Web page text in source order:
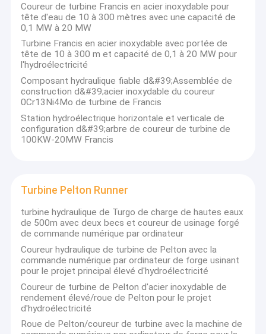
Produits
Au sujet de nous
Visite d'usine
Contrôle de qualité
Contactez-nous
Cas
Turbine Pelton Hydro
Turbine Hydro Kaplan
Turbine Francis Hydro
Ampoule Turbine hydroélectrique
Coureur de turbine Francis en acier inoxydable pour
tête d'eau de 10 à 300 mètres avec une capacité de
0,1 MW à 20 MW
Turbine Francis en acier inoxydable avec portée de
tête de 10 à 300 m et capacité de 0,1 à 20 MW pour
l'hydroélectricité
Composant hydraulique fiable d&#39;Assemblée de
construction d&#39;acier inoxydable du coureur
0Cr13Ni4Mo de turbine de Francis
Station hydroélectrique horizontale et verticale de
configuration d&#39;arbre de coureur de turbine de
100KW-20MW Francis
Turbine Pelton Runner
turbine hydraulique de Turgo de charge de hautes eaux
de 500m avec deux becs et coureur de usinage forgé
de commande numérique par ordinateur
Coureur hydraulique de turbine de Pelton avec la
commande numérique par ordinateur de forge usinant
pour le projet principal élevé d'hydroélectricité
Coureur de turbine de Pelton d'acier inoxydable de
rendement élevé/roue de Pelton pour le projet
d'hydroélectricité
Roue de Pelton/coureur de turbine avec la machine de
HYDROTU sont le fournisseur d'équipement d'hydroélectricité,
la consultation et l'entreprise chinois complets de conception
technique dans le domaine de l'équipement d'hydroélectricité.
Nous fournissons à l'équipement chinois de haute qualité
d'hydroélectricité des technologies de pointe et des services
intégrés pour rencontrer les marchés globaux
d'hydroélectricité.
Hangzhou HydroTu machinant Cie. Ltd couvre les services, offre
l'hydroélectricité globale projette et vise d'être une du meilleur
fournisseur global de l'équipement d'hydroélectricité aussi bien
que du meilleur fournisseur de services intégré sur les marchés
partout dans le monde
fonctionnant déjà
Projet 2.pdf partiel de l'hydroélectricité de Hydrotu
fonctionnant déjà
fonctionnant déjà
Dessin de disposition de référence de toutes sortes d'usine
d'hydroélectricité :
veuillez visiter notre un autre site Web pour télécharger :
http://www.hydropower.com.cn/photosdrawings.asp